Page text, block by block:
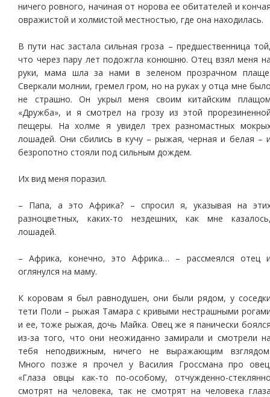
ничего ровного, начиная от норова ее обитателей и
овражистой и холмистой местностью, где она находилась.
В пути нас застала сильная гроза – предшественница
что через пару лет подожгла конюшню. Отец взял меня
руки, мама шла за нами в зеленом прозрачном
Сверкали молнии, гремел гром, но на руках у отца мне
не страшно. Он укрыл меня своим китайским
«Дружба», и я смотрел на грозу из этой
пещеры. На холме я увидел трех разномастных
лошадей. Они сбились в кучу – рыжая, черная и белая –
безропотно стояли под сильным дождем.
Их вид меня поразил.
– Папа, а это Африка? – спросил я, указывая на
разноцветных, каких-то нездешних, как мне
лошадей.
– Африка, конечно, это Африка… – рассмеялся отец
оглянулся на маму.
К коровам я был равнодушен, они были рядом, у
тети Поли – рыжая Тамара с кривыми нестрашными
и ее, тоже рыжая, дочь Майка. Овец же я панически
из-за того, что они неожиданно замирали и смотрели
тебя неподвижным, ничего не выражающим
Много позже я прочел у Василия Гроссмана про
«Глаза овцы как-то по-особому, отчужденно-
смотрят на человека, так не смотрят на человека